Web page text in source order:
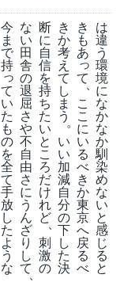
は
違
う
環
境
に
な
か
な
か
馴
染
め
な
い
と
感
じ
る
と
き
も
あ
っ
て、
こ
こ
に
い
る
べ
き
か
東
京
へ
戻
る
べ
き
か
考
え
て
し
ま
う。
い
い
加
減
自
分
の
下
し
た
決
断
に
自
信
を
持
ち
た
い
と
こ
ろ
だ
け
れ
ど、
刺
激
の
な
い
田
舎
の
退
屈
さ
や
不
自
由
さ
に
う
ん
ざ
り
し
て、
今
ま
で
持
っ
て
い
た
も
の
を
全
て
手
放
し
た
よ
う
な